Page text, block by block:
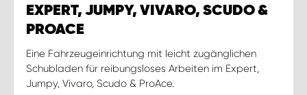
EXPERT, JUMPY, VIVARO, SCUDO &
PROACE
Eine Fahrzeugeinrichtung mit leicht zugänglichen
Schubladen für reibungsloses Arbeiten im Expert,
Jumpy, Vivaro, Scudo & ProAce.